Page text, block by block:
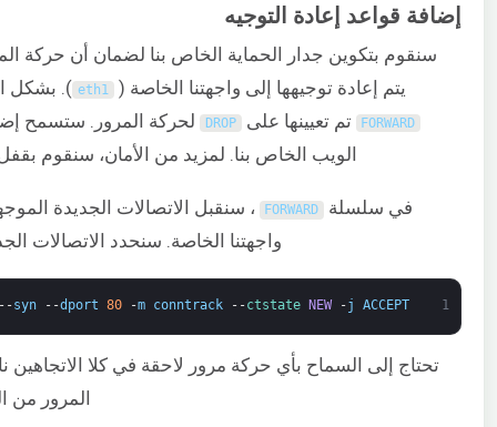
إضافة قواعد إعادة التوجيه
سنقوم بتكوين جدار الحماية الخاص بنا لضمان أن حركة
يتم إعادة توجيهها إلى واجهتنا الخاصة ( eth1 ). بشكل
FORWARD تم تعيينها على DROP
لحركة المرور. ستسمح
الويب الخاص بنا. لمزيد من الأمان، سنقوم
في سلسلة FORWARD
، سنقبل الاتصالات الجديدة
واجهتنا الخاصة. سنحدد الاتصالات
1
syn --dport 80 -m conntrack --ctstate NEW -j ACCEPT
تحتاج إلى السماح بأي حركة مرور لاحقة في كلا الاتجاهين
المرور من